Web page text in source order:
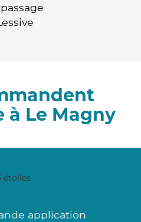
à Le Magny
application